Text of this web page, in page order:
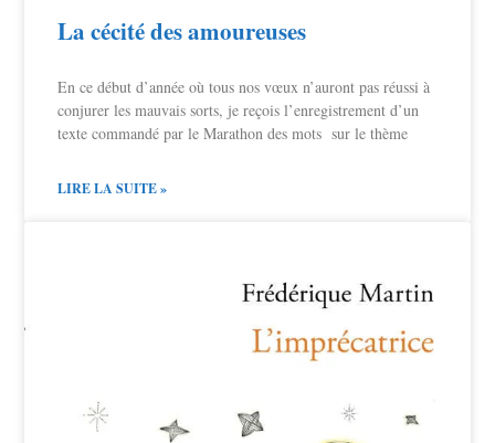
La cécité des amoureuses
En ce début d’année où tous nos vœux n’auront pas réussi à
conjurer les mauvais sorts, je reçois l’enregistrement d’un
texte commandé par le Marathon des mots sur le thème
LIRE LA SUITE »